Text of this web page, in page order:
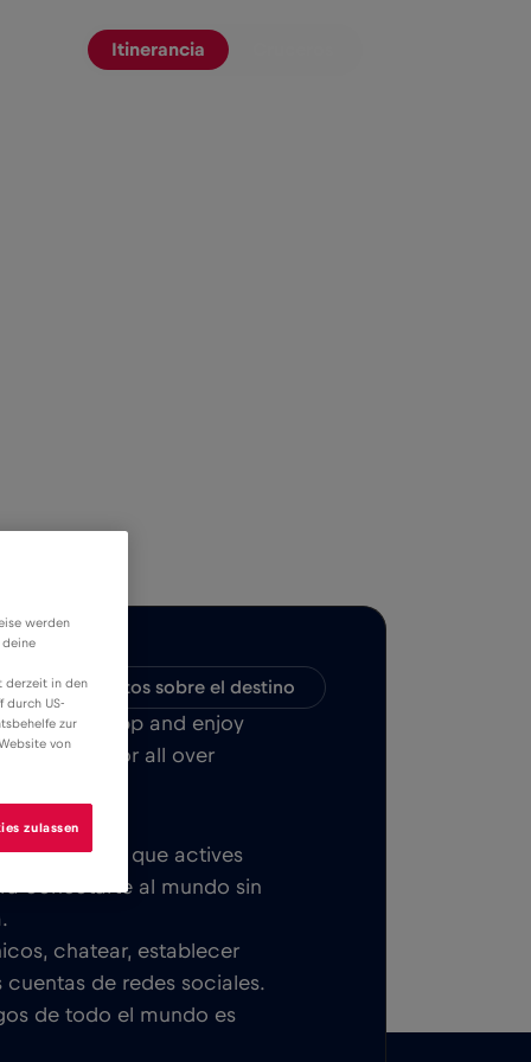
Itinerancia
Datos sobre el destino
MOBILE App and enjoy
Niza or all over
Una vez que actives
conectarte al mundo sin
chatear, establecer
de redes sociales.
de todo el mundo es
werden
deine
derzeit in den
durch US-
zur
von
zulassen